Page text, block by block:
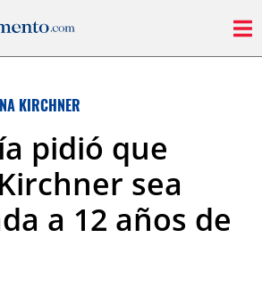
KIRCHNER
pidió que
sea
a 12 años de